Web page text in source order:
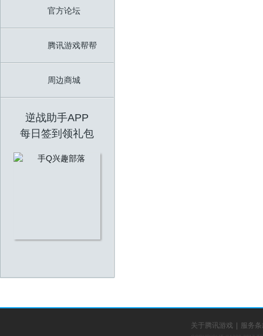
点亮图标
官方论坛
官方论坛
腾讯游戏帮帮
腾讯游戏帮帮
周边商城
周边商城
逆战助手APP
每日签到领礼包
关于腾讯游戏 服务